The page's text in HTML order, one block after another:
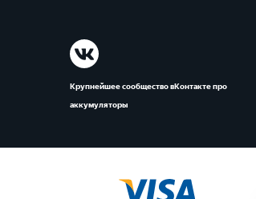
Крупнейшее сообщество вКонтакте про
аккумуляторы